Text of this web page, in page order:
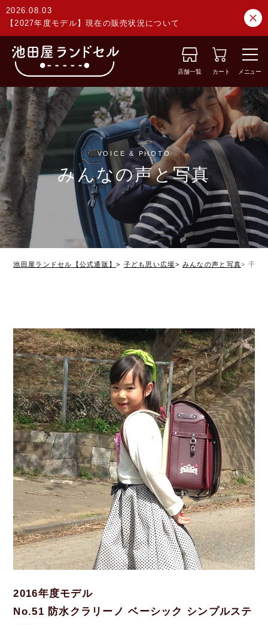
2026.08.03
【2027年度モデル】現在の販売状況について
店舗一覧 カート メニュー
VOICE & PHOTO
みんなの声と写真
池田屋ランドセル【公式通販】 子ども思い広場 みんなの声と写真 千葉
2016年度モデル
No.51 防水クラリーノ ベーシック シンプルステ